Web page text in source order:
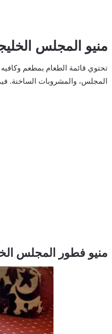
منيو المجلس
تحتوي قائمة الطعام بمطعم
المجلس، والمشروبات الساخنة.
منيو فطور المجلس